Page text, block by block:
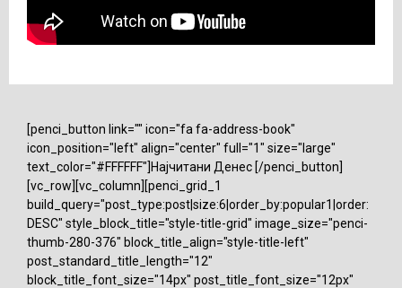
[penci_button link="" icon="fa fa-address-book"
icon_position="left" align="center" full="1" size="large"
text_color="#FFFFFF"]Најчитани Денес [/penci_button]
[vc_row][vc_column][penci_grid_1
build_query="post_type:post|size:6|order_by:popular1|order:
DESC" style_block_title="style-title-grid" image_size="penci-
thumb-280-376" block_title_align="style-title-left"
post_standard_title_length="12"
block_title_font_size="14px" post_title_font_size="12px"